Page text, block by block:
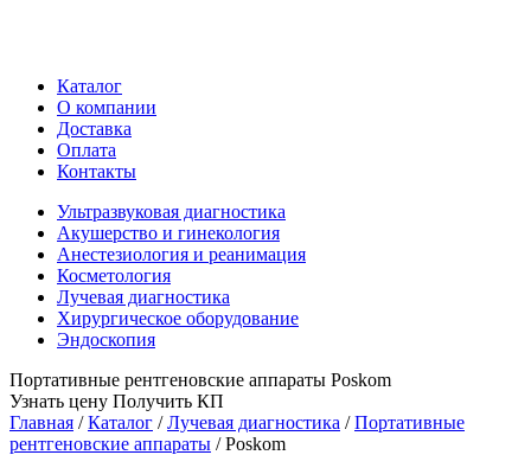
Каталог
О компании
Доставка
Оплата
Контакты
Ультразвуковая диагностика
Акушерство и гинекология
Анестезиология и реанимация
Косметология
Лучевая диагностика
Хирургическое оборудование
Эндоскопия
Портативные рентгеновские аппараты Poskom
Узнать цену Получить КП
Главная /Каталог /Лучевая диагностика /Портативные
рентгеновские аппараты /Poskom